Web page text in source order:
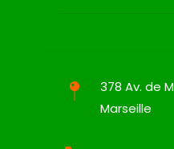
378 Av. de
Marseille